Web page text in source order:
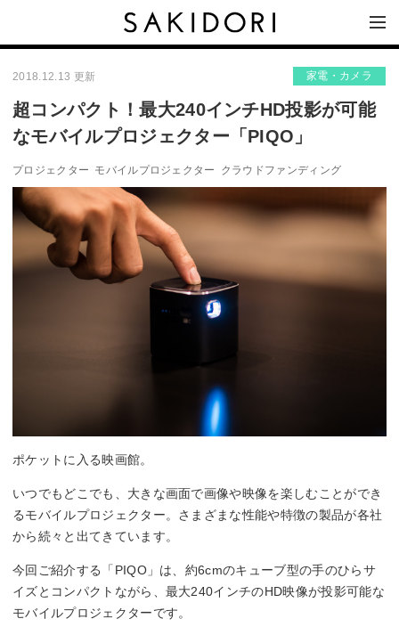
2018.12.13 更新 家電・カメラ
超コンパクト！最大240インチHD投影が可能
なモバイルプロジェクター「PIQO」
プロジェクター モバイルプロジェクター クラウドファンディング
ポケットに入る映画館。
いつでもどこでも、大きな画面で画像や映像を楽しむことができ
るモバイルプロジェクター。さまざまな性能や特徴の製品が各社
から続々と出てきています。
今回ご紹介する「PIQO」は、約6cmのキューブ型の手のひらサ
イズとコンパクトながら、最大240インチのHD映像が投影可能な
モバイルプロジェクターです。